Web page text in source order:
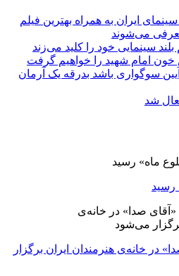
ایران به همراه بهترین فیلم
می‌شوند
بلند سینمایی خود را کلید می‌زند
امام شهید را خواهیم گرفت
سوگواری باشد بدرقه یک آرمان
شد
در خانه‌ی هنرمندان ایران برگزار